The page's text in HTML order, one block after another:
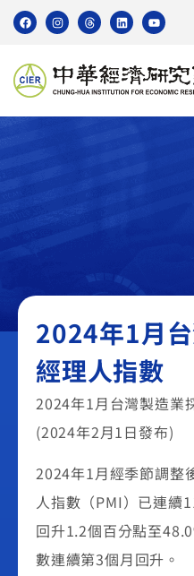
臺灣製造業採
2024年1月
經理人指數
2024年1月台灣製造業
(2024年2月1日發布)
2024年1月經季節調整
人指數（PMI）已連續
回升1.2個百分點至
數連續第3個月回升。